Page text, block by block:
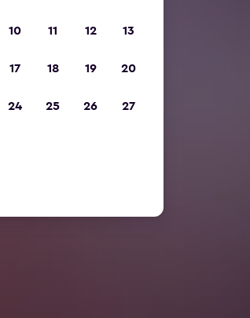
10 11 12 13
17 18 19 20
24 25 26 27